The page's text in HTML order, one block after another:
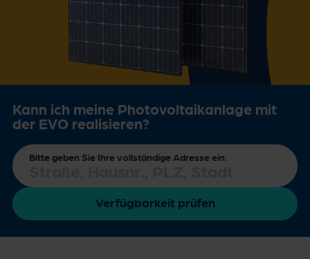
Kann ich meine Photovoltaikanlage mit
der EVO realisieren?
Bitte geben Sie Ihre vollständige Adresse ein.
Verfügbarkeit prüfen